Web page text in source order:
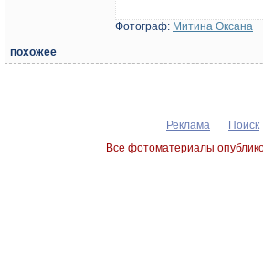
Фотограф: Митина Оксана
похожее
Реклама Поиск
Все фотоматериалы